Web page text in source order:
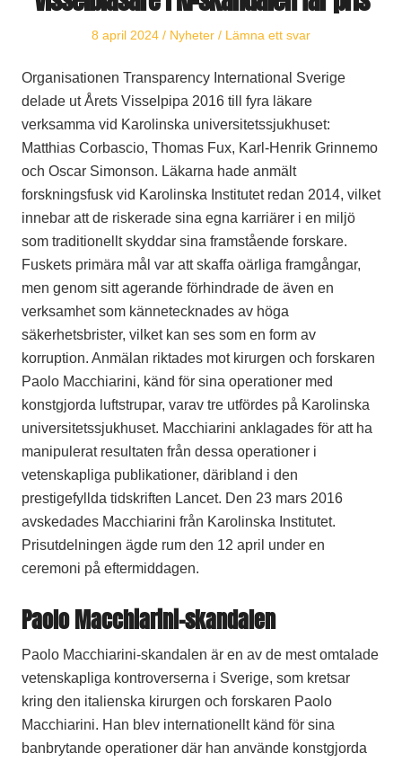
Publicerat
8 april 2024
Publicerat
Nyheter Lämna ett svar
Organisationen Transparency International Sverige
delade ut Årets Visselpipa 2016 till fyra läkare
verksamma vid Karolinska universitetssjukhuset:
Matthias Corbascio, Thomas Fux, Karl-Henrik Grinnemo
och Oscar Simonson. Läkarna hade anmält
forskningsfusk vid Karolinska Institutet redan 2014, vilket
innebar att de riskerade sina egna karriärer i en miljö
som traditionellt skyddar sina framstående forskare.
Fuskets primära mål var att skaffa oärliga framgångar,
men genom sitt agerande förhindrade de även en
verksamhet som kännetecknades av höga
säkerhetsbrister, vilket kan ses som en form av
korruption. Anmälan riktades mot kirurgen och forskaren
Paolo Macchiarini, känd för sina operationer med
konstgjorda luftstrupar, varav tre utfördes på Karolinska
universitetssjukhuset. Macchiarini anklagades för att ha
manipulerat resultaten från dessa operationer i
vetenskapliga publikationer, däribland i den
prestigefyllda tidskriften Lancet. Den 23 mars 2016
avskedades Macchiarini från Karolinska Institutet.
Prisutdelningen ägde rum den 12 april under en
ceremoni på eftermiddagen.
Paolo Macchiarini-skandalen
Paolo Macchiarini-skandalen är en av de mest omtalade
vetenskapliga kontroverserna i Sverige, som kretsar
kring den italienska kirurgen och forskaren Paolo
Macchiarini. Han blev internationellt känd för sina
banbrytande operationer där han använde konstgjorda